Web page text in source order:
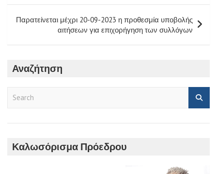
Παρατείνεται μέχρι 20-09-2023 η προθεσμία υποβολής
αιτήσεων για επιχορήγηση των συλλόγων
Αναζήτηση
r
Καλωσόρισμα Πρόεδρου